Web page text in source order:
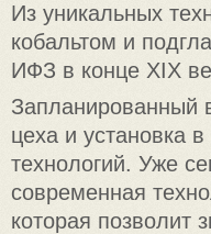
Из уникальных
кобальтом и
ИФЗ в конце ХІХ
Запланированный
цеха и установка
технологий. Уже
современная
которая позволит